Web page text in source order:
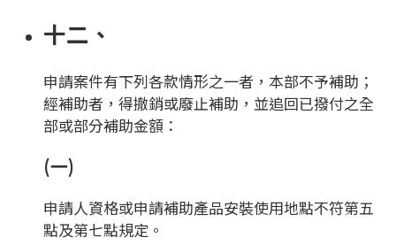
十二、
申請案件有下列各款情形之一者，本部不予補助；
經補助者，得撤銷或廢止補助，並追回已撥付之全
部或部分補助金額：
(一)
申請人資格或申請補助產品安裝使用地點不符第五
點及第七點規定。